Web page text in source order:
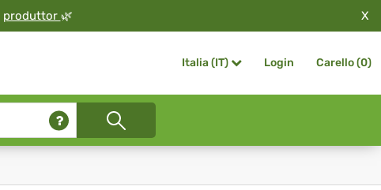
produttor 🌿 X
Italia (IT) Login Carello (0)